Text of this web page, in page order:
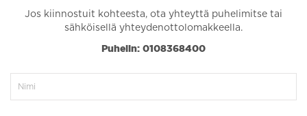
Jos kiinnostuit kohteesta, ota yhteyttä puhelimitse tai
sähköisellä yhteydenottolomakkeella.
Puhelin: 0108368400